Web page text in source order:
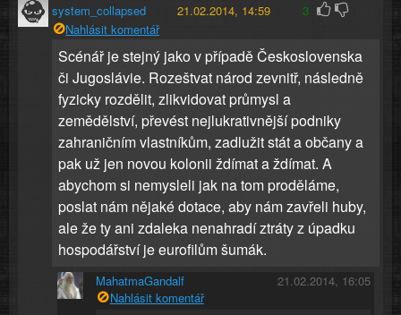
system_collapsed 21.02.2014, 14:59
3
Nahlásit komentář
Scénář je stejný jako v případě Československa
či Jugoslávie. Rozeštvat národ zevnitř, následně
fyzicky rozdělit, zlikvidovat průmysl a
zemědělství, převést nejlukrativnější podniky
zahraničním vlastníkům, zadlužit stát a občany a
pak už jen novou kolonii ždímat a ždímat. A
abychom si nemysleli jak na tom proděláme,
poslat nám nějaké dotace, aby nám zavřeli huby,
ale že ty ani zdaleka nenahradí ztráty z úpadku
hospodářství je eurofilům šumák.
MahatmaGandalf
21.02.2014, 16:05
Nahlásit komentář